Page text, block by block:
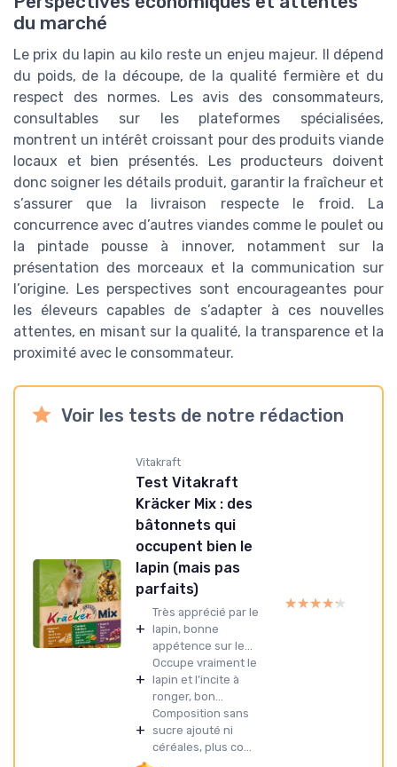
du marché
Le prix du lapin au kilo reste un enjeu majeur. Il dépend
du poids, de la découpe, de la qualité fermière et du
respect des normes. Les avis des consommateurs,
consultables sur les plateformes spécialisées,
montrent un intérêt croissant pour des produits viande
locaux et bien présentés. Les producteurs doivent
donc soigner les détails produit, garantir la fraîcheur et
s’assurer que la livraison respecte le froid. La
concurrence avec d’autres viandes comme le poulet ou
la pintade pousse à innover, notamment sur la
présentation des morceaux et la communication sur
l’origine. Les perspectives sont encourageantes pour
les éleveurs capables de s’adapter à ces nouvelles
attentes, en misant sur la qualité, la transparence et la
proximité avec le consommateur.
Voir les tests de notre rédaction
Vitakraft
Test Vitakraft
Kräcker Mix : des
bâtonnets qui
occupent bien le
lapin (mais pas
parfaits)
+
Très apprécié par le
lapin, bonne
appétence sur le...
+
Occupe vraiment le
lapin et l’incite à
ronger, bon...
+
Composition sans
sucre ajouté ni
céréales, plus co...
★★★★★
★★★★★